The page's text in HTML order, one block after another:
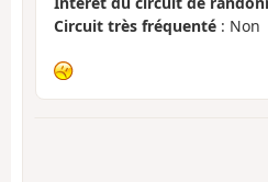
Circuit très fréquenté : Non